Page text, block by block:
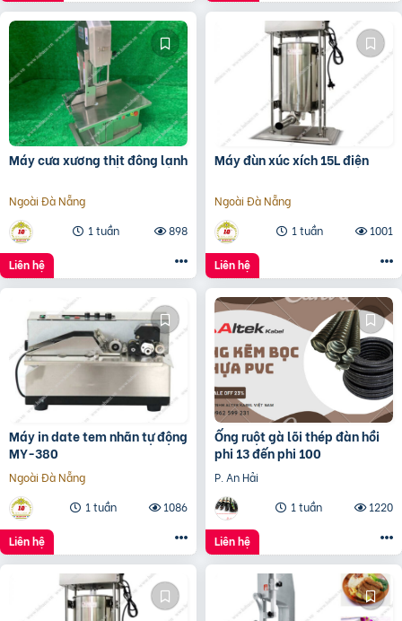
Máy cưa xương thịt đông lạnh
Ngoài Đà Nẵng
1 tuần
898
Liên hệ
Máy đùn xúc xích 15L điện
Ngoài Đà Nẵng
1 tuần
1001
Liên hệ
Máy in date tem nhãn tự động
MY-380
Ngoài Đà Nẵng
1 tuần
1086
Liên hệ
Ống ruột gà lõi thép đàn hồi
phi 13 đến phi 100
P. An Hải
1 tuần
1220
Liên hệ